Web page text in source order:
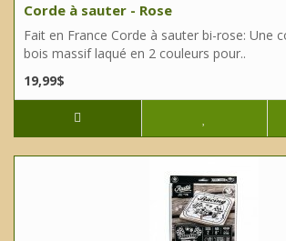
Corde à sauter - Rose
Fait en France Corde à sauter bi-rose: Une
bois massif laqué en 2 couleurs pour..
19,99$